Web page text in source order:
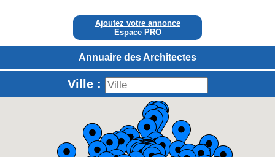
Ajoutez votre annonce
Espace PRO
Annuaire des Architectes
Ville :